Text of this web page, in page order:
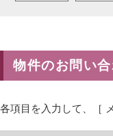
物件のお問い
各項目を入力して、［